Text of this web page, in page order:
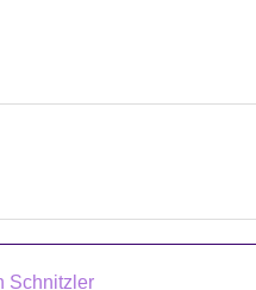
Schnitzler